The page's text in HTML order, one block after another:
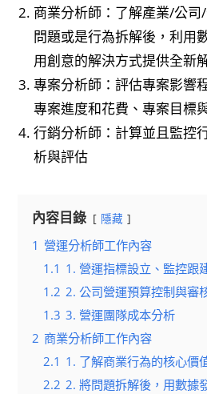
商業分析師：了解產業/公
問題或是行為拆解後，利用
用創意的解決方式提供全新
專案分析師：評估專案影響
專案進度和花費、專案目標
行銷分析師：計算並且監控
析與評估
內容目錄 隱藏
1 營運分析師工作內容
1.1 1. 營運指標設立、監控跟
1.2 2. 公司營運預算控制與審
1.3 3. 營運團隊成本分析
2 商業分析師工作內容
2.1 1. 了解商業行為的核心價
2.2 2. 將問題拆解後，用數據